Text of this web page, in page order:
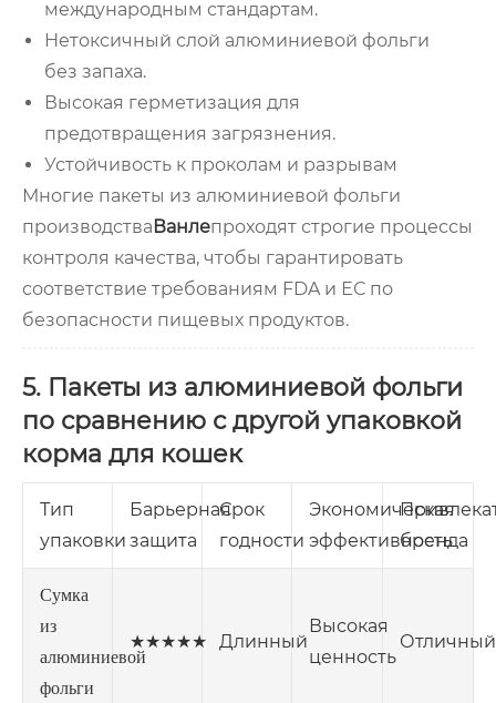
международным стандартам.
Нетоксичный слой алюминиевой фольги
без запаха.
Высокая герметизация для
предотвращения загрязнения.
Устойчивость к проколам и разрывам
Многие пакеты из алюминиевой фольги
производства Ванлепроходят строгие процессы
контроля качества, чтобы гарантировать
соответствие требованиям FDA и ЕС по
безопасности пищевых продуктов.
5. Пакеты из алюминиевой фольги
по сравнению с другой упаковкой
корма для кошек
Тип
упаковки
Барьерная
защита
Срок
годности
Экономическая
эффективность
бренда
Сумка
из
алюминиевой
фольги
★★★★★ Длинный
Высокая
ценность
Отличный